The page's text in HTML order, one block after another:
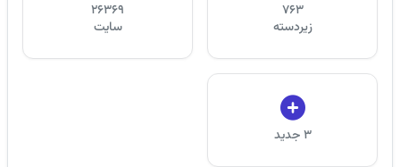
763
زیر‌دسته
26369
سایت
3 جدید